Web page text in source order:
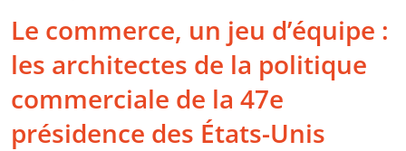
Le commerce, un jeu d’équipe :
les architectes de la politique
commerciale de la 47e
présidence des États-Unis